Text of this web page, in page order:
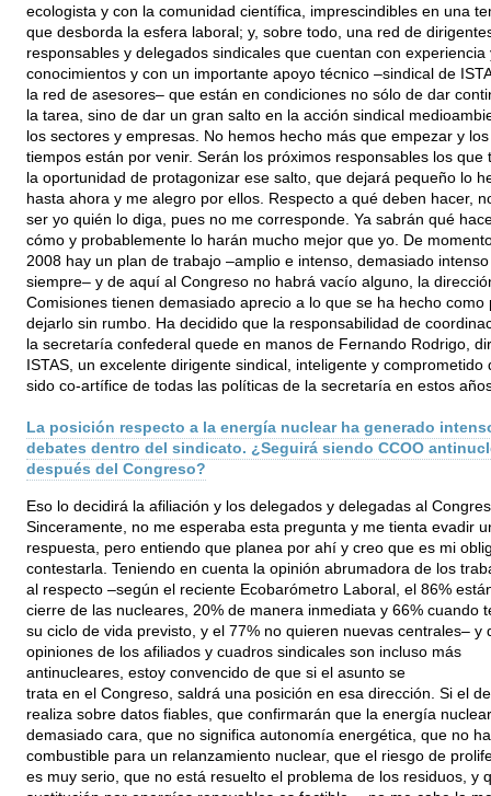
ecologista y con la comunidad científica, imprescindibles en una
que desborda la esfera laboral; y, sobre todo, una red de
responsables y delegados sindicales que cuentan con experiencia
conocimientos y con un importante apoyo técnico –sindical de
la red de asesores– que están en condiciones no sólo de dar
la tarea, sino de dar un gran salto en la acción sindical
los sectores y empresas. No hemos hecho más que empezar y
tiempos están por venir. Serán los próximos responsables los que
la oportunidad de protagonizar ese salto, que dejará pequeño lo
hasta ahora y me alegro por ellos. Respecto a qué deben hacer,
ser yo quién lo diga, pues no me corresponde. Ya sabrán qué
cómo y probablemente lo harán mucho mejor que yo. De
2008 hay un plan de trabajo –amplio e intenso, demasiado
siempre– y de aquí al Congreso no habrá vacío alguno, la
Comisiones tienen demasiado aprecio a lo que se ha hecho como
dejarlo sin rumbo. Ha decidido que la responsabilidad de
la secretaría confederal quede en manos de Fernando Rodrigo,
ISTAS, un excelente dirigente sindical, inteligente y comprometido
sido co-artífice de todas las políticas de la secretaría en estos
La posición respecto a la energía nuclear ha generado
debates dentro del sindicato. ¿Seguirá siendo CCOO
después del Congreso?
Eso lo decidirá la afiliación y los delegados y delegadas al
Sinceramente, no me esperaba esta pregunta y me tienta evadir
respuesta, pero entiendo que planea por ahí y creo que es mi
contestarla. Teniendo en cuenta la opinión abrumadora de los
al respecto –según el reciente Ecobarómetro Laboral, el 86%
cierre de las nucleares, 20% de manera inmediata y 66% cuando
su ciclo de vida previsto, y el 77% no quieren nuevas centrales– y
opiniones de los afiliados y cuadros sindicales son incluso más
antinucleares, estoy convencido de que si el asunto se
trata en el Congreso, saldrá una posición en esa dirección. Si el
realiza sobre datos fiables, que confirmarán que la energía
demasiado cara, que no significa autonomía energética, que no
combustible para un relanzamiento nuclear, que el riesgo de
es muy serio, que no está resuelto el problema de los residuos, y